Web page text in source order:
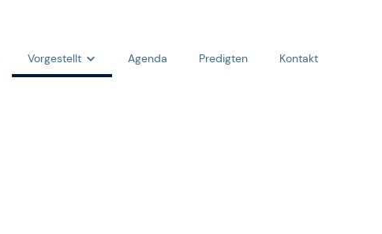
Vorgestellt Agenda Predigten Kontakt